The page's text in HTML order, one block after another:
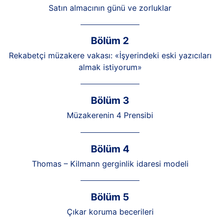
Satın almacının günü ve zorluklar
Bölüm 2
Rekabetçi müzakere vakası: «İşyerindeki eski yazıcıları
almak istiyorum»
Bölüm 3
Müzakerenin 4 Prensibi
Bölüm 4
Thomas – Kilmann gerginlik idaresi modeli
Bölüm 5
Çıkar koruma becerileri